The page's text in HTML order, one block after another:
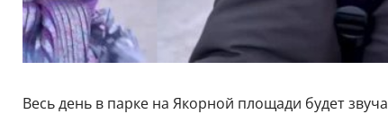
Весь день в парке на Якорной площади будет